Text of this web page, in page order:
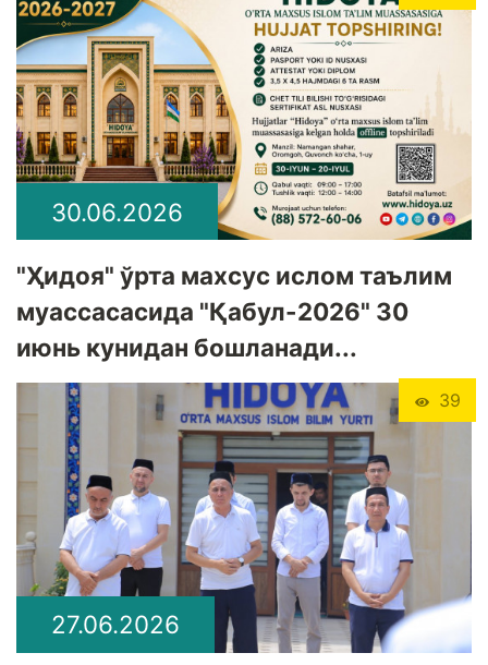
30.06.2026
"Ҳидоя" ўрта махсус ислом таълим
муассасасида "Қабул-2026" 30
июнь кунидан бошланади...
39
27.06.2026